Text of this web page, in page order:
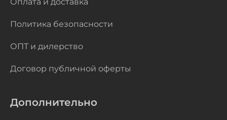
Политика безопасности
ОПТ и дилерство
Договор публичной оферты
Дополнительно